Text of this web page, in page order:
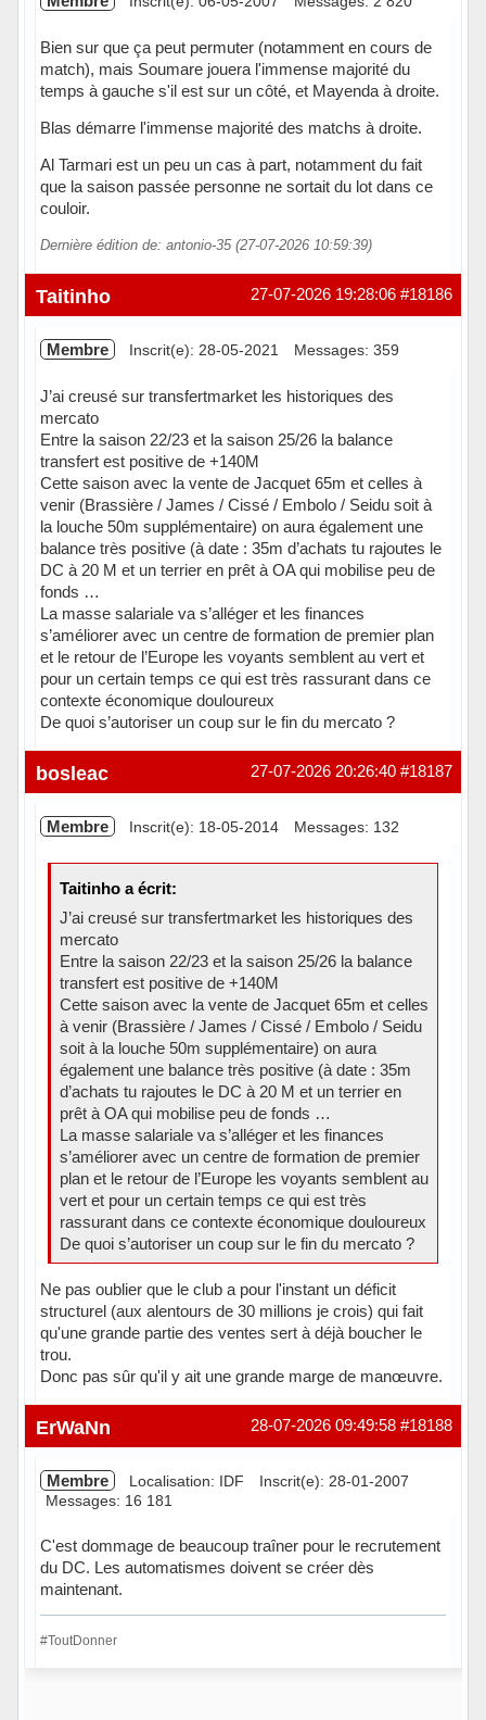
Bien sur que ça peut permuter (notamment en cours de
match), mais Soumare jouera l'immense majorité du
temps à gauche s'il est sur un côté, et Mayenda à droite.
Blas démarre l'immense majorité des matchs à droite.
Al Tarmari est un peu un cas à part, notamment du fait
que la saison passée personne ne sortait du lot dans ce
couloir.
Dernière édition de: antonio-35 (27-07-2026 10:59:39)
Hors ligne #18186
27-07-2026 19:28:06
Taitinho
Membre Inscrit(e): 28-05-2021 Messages: 359
J’ai creusé sur transfertmarket les historiques des
mercato
Entre la saison 22/23 et la saison 25/26 la balance
transfert est positive de +140M
Cette saison avec la vente de Jacquet 65m et celles à
venir (Brassière / James / Cissé / Embolo / Seidu soit à
la louche 50m supplémentaire) on aura également une
balance très positive (à date : 35m d’achats tu rajoutes le
DC à 20 M et un terrier en prêt à OA qui mobilise peu de
fonds …
La masse salariale va s’alléger et les finances
s’améliorer avec un centre de formation de premier plan
et le retour de l’Europe les voyants semblent au vert et
pour un certain temps ce qui est très rassurant dans ce
contexte économique douloureux
De quoi s’autoriser un coup sur le fin du mercato ?
Hors ligne #18187
27-07-2026 20:26:40
bosleac
Membre Inscrit(e): 18-05-2014 Messages: 132
Taitinho a écrit:
J’ai creusé sur transfertmarket les historiques des
mercato
Entre la saison 22/23 et la saison 25/26 la balance
transfert est positive de +140M
Cette saison avec la vente de Jacquet 65m et celles
à venir (Brassière / James / Cissé / Embolo / Seidu
soit à la louche 50m supplémentaire) on aura
également une balance très positive (à date : 35m
d’achats tu rajoutes le DC à 20 M et un terrier en
prêt à OA qui mobilise peu de fonds …
La masse salariale va s’alléger et les finances
s’améliorer avec un centre de formation de premier
plan et le retour de l’Europe les voyants semblent au
vert et pour un certain temps ce qui est très
rassurant dans ce contexte économique douloureux
De quoi s’autoriser un coup sur le fin du mercato ?
Ne pas oublier que le club a pour l'instant un déficit
structurel (aux alentours de 30 millions je crois) qui fait
qu'une grande partie des ventes sert à déjà boucher le
trou.
Donc pas sûr qu'il y ait une grande marge de manœuvre.
Hors ligne #18188
28-07-2026 09:49:58
ErWaNn
Membre Localisation: IDF
Inscrit(e): 28-01-2007
Messages: 16 181
C'est dommage de beaucoup traîner pour le recrutement
du DC. Les automatismes doivent se créer dès
maintenant.
#ToutDonner